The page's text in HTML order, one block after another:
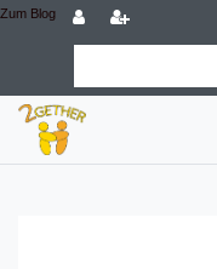
Zum Blog